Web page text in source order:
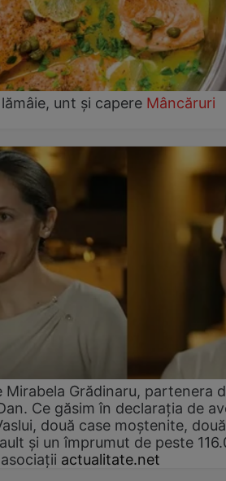
unt și capere Mâncăruri
Mirabela Grădinaru, partenera
Ce găsim în declarația de
două case moștenite, două
și un împrumut de peste
actualitate.net